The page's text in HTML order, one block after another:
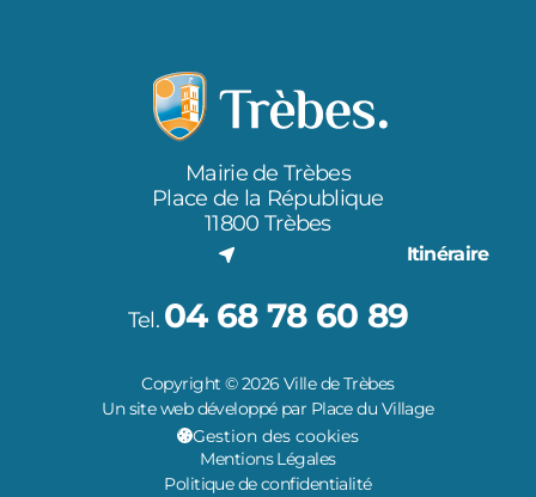
Mairie de Trèbes
Place de la République
11800 Trèbes
Itinéraire
Tel. 04 68 78 60 89
Copyright © 2026 Ville de Trèbes
Un site web développé par Place du Village
Gestion des cookies
Mentions Légales
Politique de confidentialité